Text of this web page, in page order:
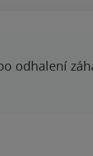
odhalení